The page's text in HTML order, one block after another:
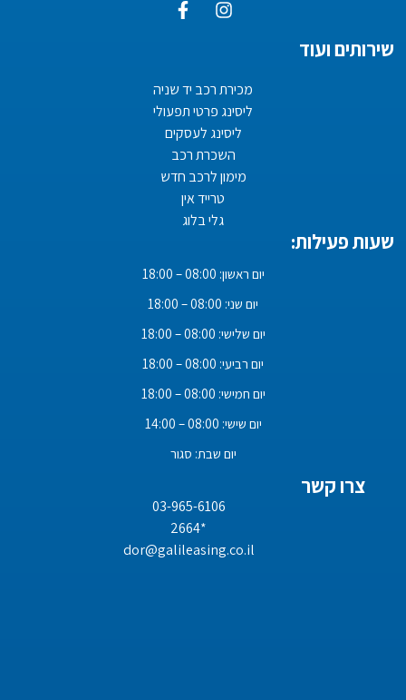
שירותים ועוד
מכירת רכב יד שניה
ליסינג פרטי תפעולי
ליסינג לעסקים
השכרת רכב
מימון לרכב חדש
טרייד אין
גלי בלוג
שעות פעילות:
יום ראשון: 08:00 – 18:00
יום שני: 08:00 – 18:00
יום שלישי: 08:00 – 18:00
יום רביעי: 08:00 – 18:00
יום חמישי: 08:00 – 18:00
יום שישי: 08:00 – 14:00
יום שבת: סגור
צרו קשר
03-965-6106
*2664
dor@galileasing.co.il